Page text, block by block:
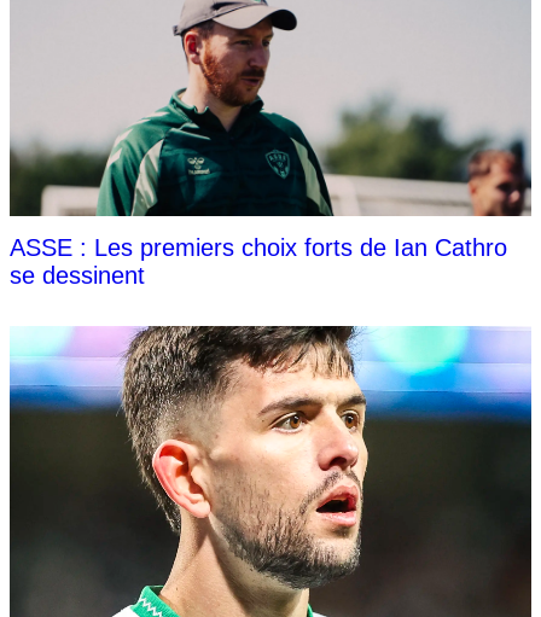
ASSE : Les premiers choix forts de Ian Cathro
se dessinent